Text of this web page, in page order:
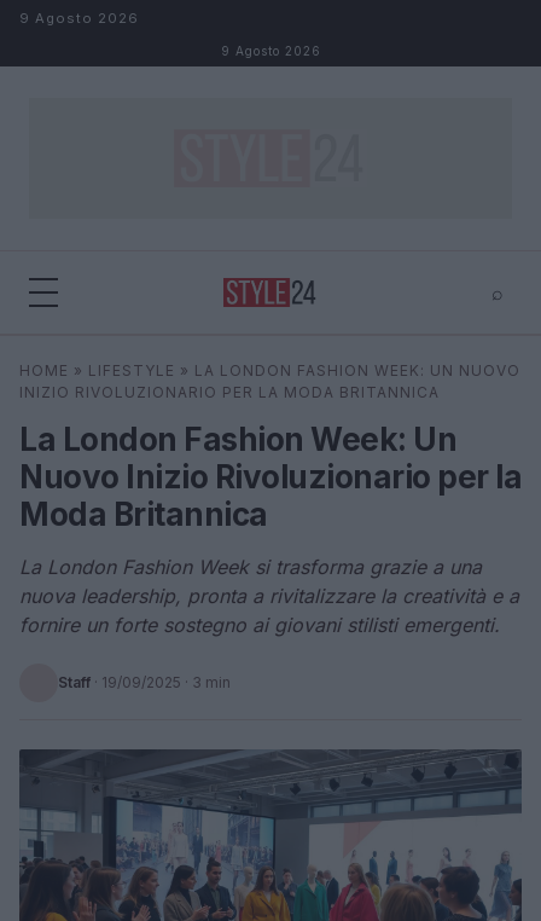
Salta al contenuto
9 Agosto 2026
9 Agosto 2026
⌕
Cerca ⌕ ×
HOME » LIFESTYLE » LA LONDON FASHION WEEK: UN NUOVO
INIZIO RIVOLUZIONARIO PER LA MODA BRITANNICA
La London Fashion Week: Un
Nuovo Inizio Rivoluzionario per la
Moda Britannica
La London Fashion Week si trasforma grazie a una
nuova leadership, pronta a rivitalizzare la creatività e a
fornire un forte sostegno ai giovani stilisti emergenti.
Staff · 19/09/2025 · 3 min